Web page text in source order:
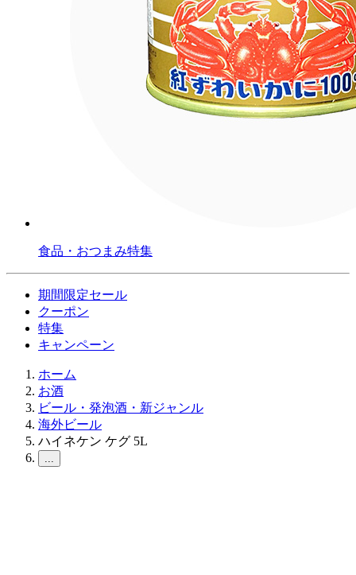
食品・おつまみ特集
期間限定セール
クーポン
特集
キャンペーン
ホーム
お酒
ビール・発泡酒・新ジャンル
海外ビール
ハイネケン ケグ 5L
...